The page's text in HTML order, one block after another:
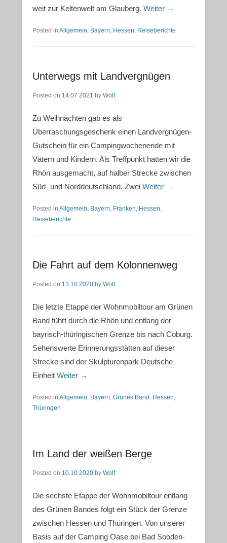
weit zur Keltenwelt am Glauberg. Weiter →
Posted in Allgemein, Bayern, Hessen, Reiseberichte
Unterwegs mit Landvergnügen
Posted on 14.07.2021 by Wolf
Zu Weihnachten gab es als
Überraschungsgeschenk einen Landvergnügen-
Gutschein für ein Campingwochenende mit
Vätern und Kindern. Als Treffpunkt hatten wir die
Rhön ausgemacht, auf halber Strecke zwischen
Süd- und Norddeutschland. Zwei Weiter →
Posted in Allgemein, Bayern, Franken, Hessen,
Reiseberichte
Die Fahrt auf dem Kolonnenweg
Posted on 13.10.2020 by Wolf
Die letzte Etappe der Wohnmobiltour am Grünen
Band führt durch die Rhön und entlang der
bayrisch-thüringischen Grenze bis nach Coburg.
Sehenswerte Erinnerungsstätten auf dieser
Strecke sind der Skulpturenpark Deutsche
Einheit Weiter →
Posted in Allgemein, Bayern, Grünes Band , Hessen,
Thüringen
Im Land der weißen Berge
Posted on 10.10.2020 by Wolf
Die sechste Etappe der Wohnmobiltour entlang
des Grünen Bandes folgt ein Stück der Grenze
zwischen Hessen und Thüringen. Von unserer
Basis auf der Camping Oase bei Bad Sooden-